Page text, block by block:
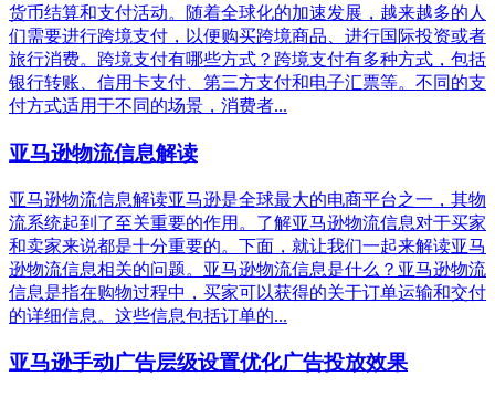
货币结算和支付活动。随着全球化的加速发展，越来越多的人
们需要进行跨境支付，以便购买跨境商品、进行国际投资或者
旅行消费。跨境支付有哪些方式？跨境支付有多种方式，包括
银行转账、信用卡支付、第三方支付和电子汇票等。不同的支
付方式适用于不同的场景，消费者...
亚马逊物流信息解读
亚马逊物流信息解读亚马逊是全球最大的电商平台之一，其物
流系统起到了至关重要的作用。了解亚马逊物流信息对于买家
和卖家来说都是十分重要的。下面，就让我们一起来解读亚马
逊物流信息相关的问题。亚马逊物流信息是什么？亚马逊物流
信息是指在购物过程中，买家可以获得的关于订单运输和交付
的详细信息。这些信息包括订单的...
亚马逊手动广告层级设置优化广告投放效果